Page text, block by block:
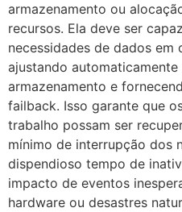
armazenamento ou
recursos. Ela deve ser
necessidades de dados em
ajustando
armazenamento e
failback. Isso garante que
trabalho possam ser
mínimo de interrupção dos
dispendioso tempo de
impacto de eventos
hardware ou desastres